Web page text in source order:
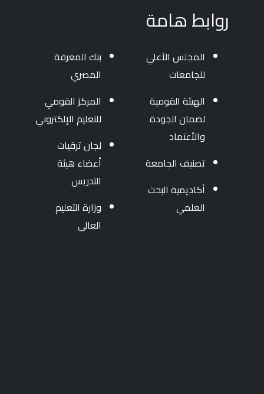
روابط هامة
المجلس الأعلي
للجامعات
الهيئة القومية
لضمان الجودة
والأعتماد
تصنيف الجامعة
أكاديمية البحث
العلمي
بنك المعرفة
المصري
المركز القومي
للتعليم الإلكتروني
لجان ترقيات
أعضاء هيئة
التدريس
وزارة التعليم
العالى